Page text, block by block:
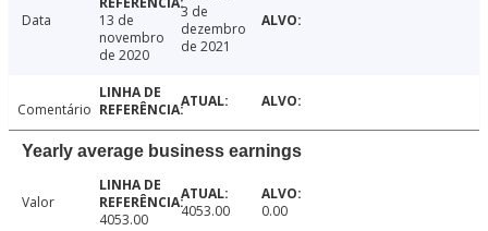
Data
13 de
novembro
de 2020
3 de
dezembro
de 2021
Comentário
Yearly average business earnings
Valor
4053.00
4053.00 0.00